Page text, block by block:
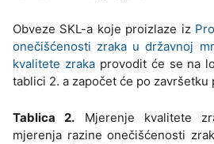
Obveze SKL-a koje proizlaze iz
onečišćenosti zraka u državnoj
kvalitete zrakaprovodit će se na
tablici 2. a započet će po završetku
Tablica 2. Mjerenje kvalitete
mjerenja razine onečišćenosti